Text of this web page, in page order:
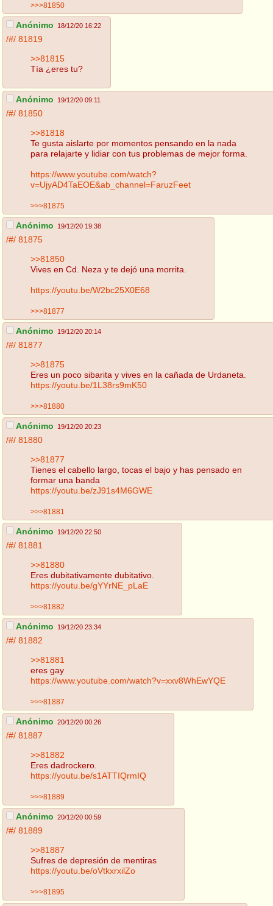
>>>81850
Anónimo 18/12/20 16:22
/#/ 81819
>>81815
Tía ¿eres tu?
Anónimo 19/12/20 09:11
/#/ 81850
>>81818
Te gusta aislarte por momentos pensando en la nada
para relajarte y lidiar con tus problemas de mejor forma.
https://www.youtube.com/watch?
v=UjyAD4TaEOE&ab_channel=FaruzFeet
>>>81875
Anónimo 19/12/20 19:38
/#/ 81875
>>81850
Vives en Cd. Neza y te dejó una morrita.
https://youtu.be/W2bc25X0E68
>>>81877
Anónimo 19/12/20 20:14
/#/ 81877
>>81875
Eres un poco sibarita y vives en la cañada de Urdaneta.
https://youtu.be/1L38rs9mK50
>>>81880
Anónimo 19/12/20 20:23
/#/ 81880
>>81877
Tienes el cabello largo, tocas el bajo y has pensado en
formar una banda
https://youtu.be/zJ91s4M6GWE
>>>81881
Anónimo 19/12/20 22:50
/#/ 81881
>>81880
Eres dubitativamente dubitativo.
https://youtu.be/gYYrNE_pLaE
>>>81882
Anónimo 19/12/20 23:34
/#/ 81882
>>81881
eres gay
https://www.youtube.com/watch?v=xxv8WhEwYQE
>>>81887
Anónimo 20/12/20 00:26
/#/ 81887
>>81882
Eres dadrockero.
https://youtu.be/s1ATTIQrmIQ
>>>81889
Anónimo 20/12/20 00:59
/#/ 81889
>>81887
Sufres de depresión de mentiras
https://youtu.be/oVtkxrxilZo
>>>81895